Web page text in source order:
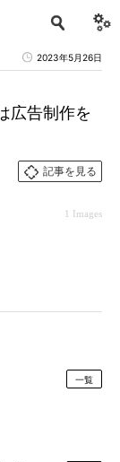
2023年5月26日
広告制作を
記事を見る
1 Images
一覧